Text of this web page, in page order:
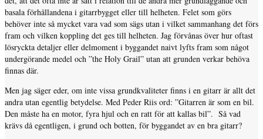
basala förhållandena i gitarrbygget eller till helheten. Felet som görs
behöver inte så mycket vara vad som sägs utan i vilket sammanhang det förs
fram och vilken koppling det ges till helheten. Jag förvånas över hur oftast
lösryckta detaljer eller delmoment i byggandet naivt lyfts fram som något
undergörande medel och ”the Holy Grail” utan att grunden verkar behöva
finnas där.
Men jag säger eder, om inte vissa grundkvaliteter finns i en gitarr är allt det
andra utan egentlig betydelse. Med Peder Riis ord: ”Gitarren är som en bil.
Den måste ha en motor, fyra hjul och en ratt för att kallas bil”. Så vad
krävs då egentligen, i grund och botten, för byggandet av en bra gitarr?